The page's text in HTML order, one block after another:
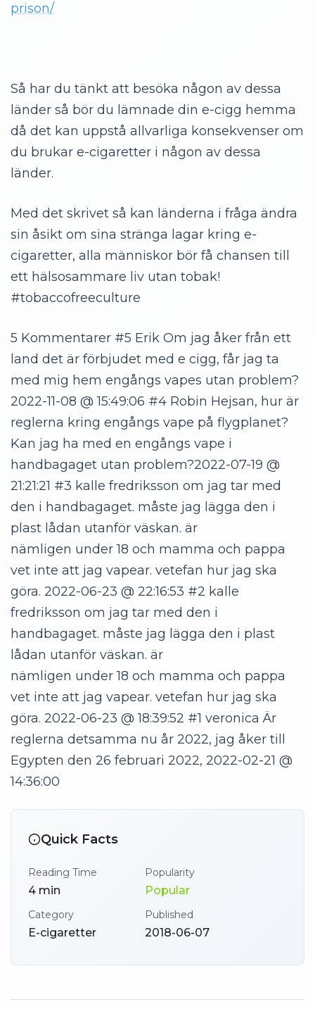
prison/
Så har du tänkt att besöka någon av dessa
länder så bör du lämnade din e-cigg hemma
då det kan uppstå allvarliga konsekvenser om
du brukar e-cigaretter i någon av dessa
länder.
Med det skrivet så kan länderna i fråga ändra
sin åsikt om sina stränga lagar kring e-
cigaretter, alla människor bör få chansen till
ett hälsosammare liv utan tobak!
#tobaccofreeculture
5 Kommentarer #5 Erik Om jag åker från ett
land det är förbjudet med e cigg, får jag ta
med mig hem engångs vapes utan problem?
2022-11-08 @ 15:49:06 #4 Robin Hejsan, hur är
reglerna kring engångs vape på flygplanet?
Kan jag ha med en engångs vape i
handbagaget utan problem?2022-07-19 @
21:21:21 #3 kalle fredriksson om jag tar med
den i handbagaget. måste jag lägga den i
plast lådan utanför väskan. är
nämligen under 18 och mamma och pappa
vet inte att jag vapear. vetefan hur jag ska
göra. 2022-06-23 @ 22:16:53 #2 kalle
fredriksson om jag tar med den i
handbagaget. måste jag lägga den i plast
lådan utanför väskan. är
nämligen under 18 och mamma och pappa
vet inte att jag vapear. vetefan hur jag ska
göra. 2022-06-23 @ 18:39:52 #1 veronica Är
reglerna detsamma nu år 2022, jag åker till
Egypten den 26 februari 2022, 2022-02-21 @
14:36:00
Quick Facts
Reading Time
4 min
Popularity
Popular
Category
E-cigaretter
Published
2018-06-07